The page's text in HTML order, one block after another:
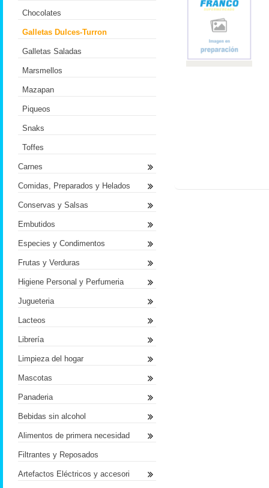
Chocolates
Galletas Dulces-Turron
Galletas Saladas
Marsmellos
Mazapan
Piqueos
Snaks
Toffes
Carnes
Comidas, Preparados y Helados
Conservas y Salsas
Embutidos
Especies y Condimentos
Frutas y Verduras
Higiene Personal y Perfumeria
Jugueteria
Lacteos
Librería
Limpieza del hogar
Mascotas
Panaderia
Bebidas sin alcohol
Alimentos de primera necesidad
Filtrantes y Reposados
Artefactos Eléctricos y accesori